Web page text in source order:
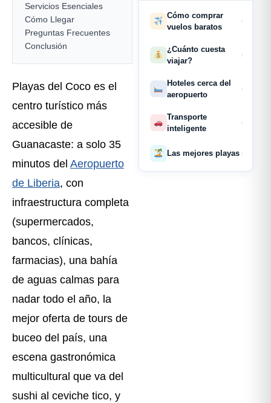
Servicios Esenciales
Cómo Llegar
Preguntas Frecuentes
Conclusión
Playas del Coco es el
centro turístico más
accesible de
Guanacaste: a solo 35
minutos del Aeropuerto
de Liberia, con
infraestructura completa
(supermercados,
bancos, clínicas,
farmacias), una bahía
de aguas calmas para
nadar todo el año, la
mejor oferta de tours de
buceo del país, una
escena gastronómica
multicultural que va del
sushi al ceviche tico, y
Cómo comprar
vuelos baratos
›
¿Cuánto cuesta
viajar?
›
Hoteles cerca del
aeropuerto
›
Transporte
inteligente
›
Las mejores playas ›